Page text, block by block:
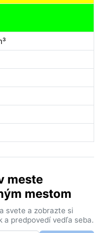
meste
mestom
svete a zobrazte si
a predpovedí vedľa seba.